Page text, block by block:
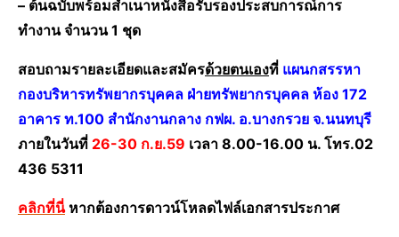
– ต้นฉบับพร้อมสำเนาหนังสือรับรองประสบการณ์การ
ทำงาน จำนวน 1 ชุด
สอบถามรายละเอียดและสมัครด้วยตนเองที่ แผนกสรรหา
กองบริหารทรัพยากรบุคคล ฝ่ายทรัพยากรบุคคล ห้อง 172
อาคาร ท.100 สำนักงานกลาง กฟผ. อ.บางกรวย จ.นนทบุรี
ภายในวันที่ 26-30 ก.ย.59 เวลา 8.00-16.00 น. โทร.02
436 5311
คลิกที่นี่หากต้องการดาวน์โหลดไฟล์เอกสารประกาศ